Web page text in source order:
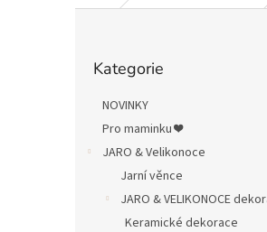
kategorie
Kategorie
NOVINKY
Pro maminku ❤️
JARO & Velikonoce
Jarní věnce
JARO & VELIKONOCE
Keramické dekorace